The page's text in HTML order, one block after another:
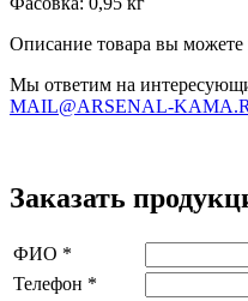
Описание товара вы
Мы ответим на
MAIL@ARSENAL-
Заказать
ФИО *
Телефон *